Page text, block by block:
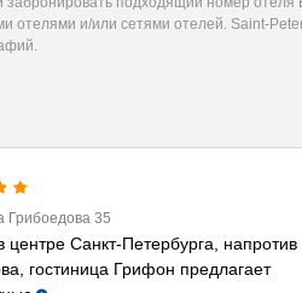
и/или сетями отелей. Saint-
Грибоедова 35
центре Санкт-Петербурга, напротив
гостиница Грифон предлагает